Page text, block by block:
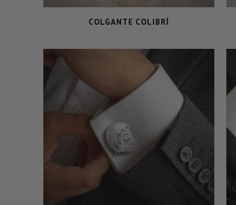
COLGANTE COLIBRÍ